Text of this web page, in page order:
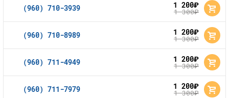
(960) 710-3939 1 200руб.
1 300руб.
(960) 710-8989 1 200руб.
1 300руб.
(960) 711-4949 1 200руб.
1 300руб.
(960) 711-7979 1 200руб.
1 300руб.